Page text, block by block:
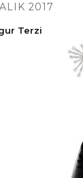
2017
Terzi